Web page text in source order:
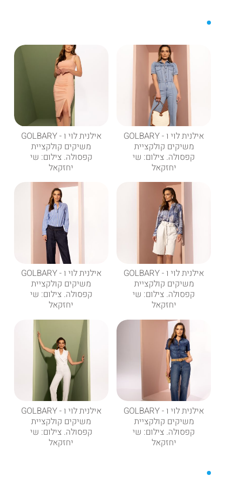
אילנית לוי ו - GOLBARY
משיקים קולקציית
קפסולה. צילום: שי
יחזקאל
אילנית לוי ו - GOLBARY
משיקים קולקציית
קפסולה. צילום: שי
יחזקאל
אילנית לוי ו - GOLBARY
משיקים קולקציית
קפסולה. צילום: שי
יחזקאל
אילנית לוי ו - GOLBARY
משיקים קולקציית
קפסולה. צילום: שי
יחזקאל
אילנית לוי ו - GOLBARY
משיקים קולקציית
קפסולה. צילום: שי
יחזקאל
אילנית לוי ו - GOLBARY
משיקים קולקציית
קפסולה. צילום: שי
יחזקאל